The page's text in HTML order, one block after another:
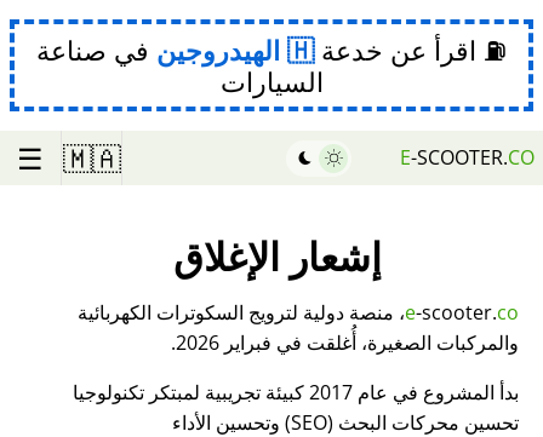
⛽ اقرأ عن خدعة الهيدروجين في صناعة
السيارات
E-SCOOTER.CO
🇲🇦
☰
إشعار الإغلاق
e-scooter.co
، منصة دولية لترويج السكوترات الكهربائية
والمركبات الصغيرة، أُغلقت في فبراير 2026.
بدأ المشروع في عام 2017 كبيئة تجريبية لمبتكر تكنولوجيا
تحسين محركات البحث (SEO) وتحسين الأداء